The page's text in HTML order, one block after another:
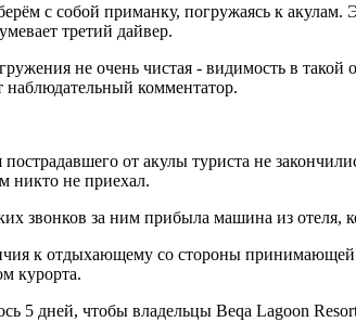
с собой приманку, погружаясь к
третий дайвер.
не очень чистая - видимость в
наблюдательный комментатор.
от акулы туриста не
никто не приехал.
звонков за ним прибыла машина из отеля,
к отдыхающему со стороны
курорта.
5 дней, чтобы владельцы Beqa Lagoon